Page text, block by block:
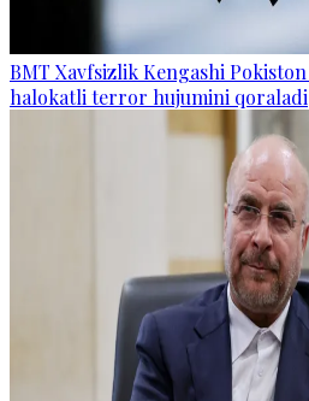
BMT Xavfsizlik Kengashi
halokatli terror hujumini qoraladi